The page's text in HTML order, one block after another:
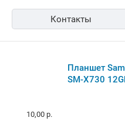
Контакты
Планшет
SM-X730
10,00 р.